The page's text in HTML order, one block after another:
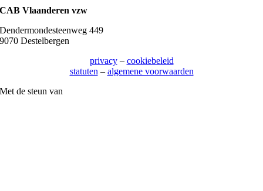
CAB Vlaanderen vzw
Dendermondesteenweg 449
9070 Destelbergen
privacy– cookiebeleid
statuten – algemene voorwaarden
Met de steun van